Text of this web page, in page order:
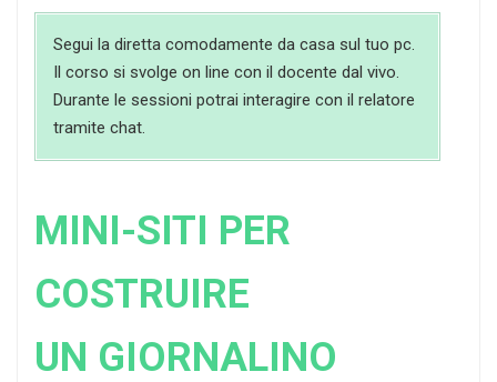
Segui la diretta comodamente da casa sul tuo pc.
Il corso si svolge on line con il docente dal vivo.
Durante le sessioni potrai interagire con il relatore
tramite chat.
MINI-SITI PER
COSTRUIRE
UN GIORNALINO